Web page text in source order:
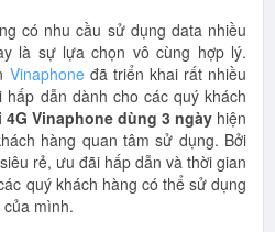
có nhu cầu sử dụng data nhiều
là sự lựa chọn vô cùng hợp lý.
Vinaphoneđã triển khai rất nhiều
dẫn dành cho các quý khách
4G Vinaphone dùng 3 ngày hiện
hàng quan tâm sử dụng. Bởi
rẻ, ưu đãi hấp dẫn và thời gian
quý khách hàng có thể sử dụng
mình.